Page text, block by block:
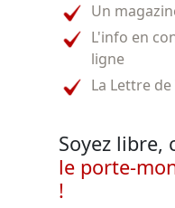
Un
L'info en
ligne
La Lettre de
Soyez libre,
le porte-
!